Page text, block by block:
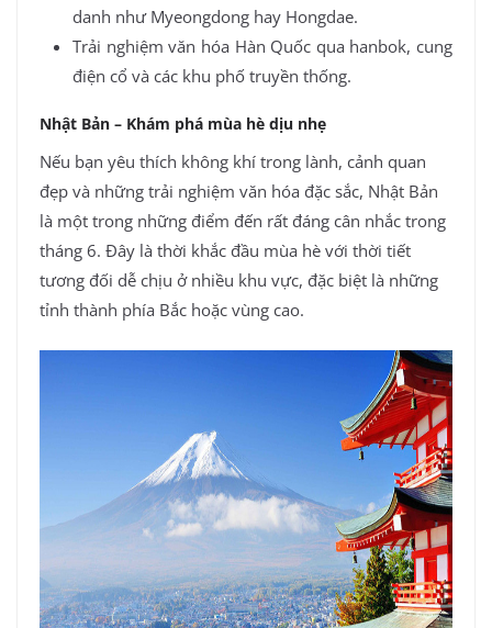
danh như Myeongdong hay Hongdae.
Trải nghiệm văn hóa Hàn Quốc qua hanbok, cung
điện cổ và các khu phố truyền thống.
Nhật Bản – Khám phá mùa hè dịu nhẹ
Nếu bạn yêu thích không khí trong lành, cảnh quan
đẹp và những trải nghiệm văn hóa đặc sắc, Nhật Bản
là một trong những điểm đến rất đáng cân nhắc trong
tháng 6. Đây là thời khắc đầu mùa hè với thời tiết
tương đối dễ chịu ở nhiều khu vực, đặc biệt là những
tỉnh thành phía Bắc hoặc vùng cao.